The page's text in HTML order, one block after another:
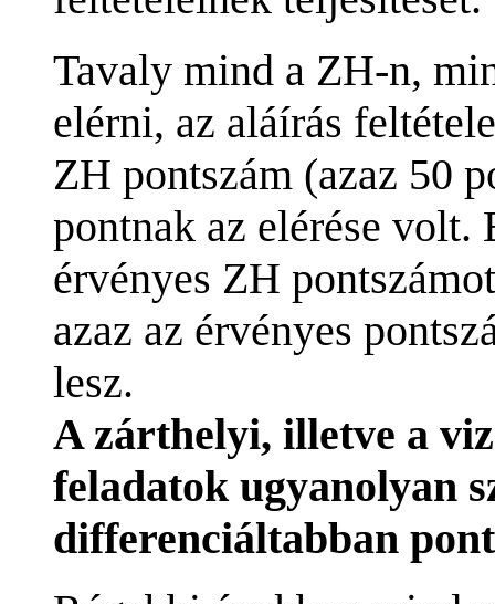
Tavaly mind a ZH-n,
elérni, az aláírás
ZH pontszám (azaz 50
pontnak az elérése volt.
érvényes ZH
azaz az érvényes
lesz.
A zárthelyi, illetve a
feladatok ugyanolyan
differenciáltabban